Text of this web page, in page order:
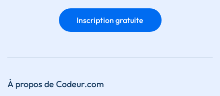
Inscription gratuite
À propos de Codeur.com